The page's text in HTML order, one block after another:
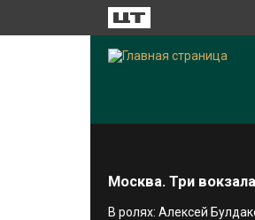
Москва. Три
В ролях: Алексей